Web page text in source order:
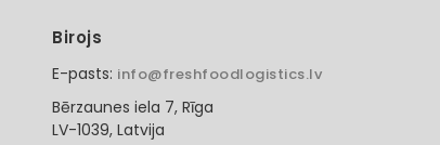
Birojs
E-pasts: info@freshfoodlogistics.lv
Bērzaunes iela 7, Rīga
LV-1039, Latvija